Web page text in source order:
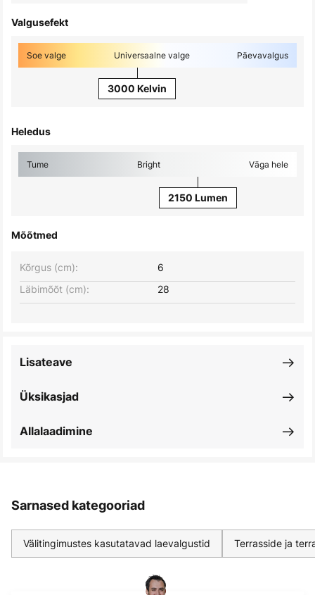
Valgusefekt
Soe valge Universaalne valge Päevavalgus
3000 Kelvin
Heledus
Tume Bright Väga hele
2150 Lumen
Mõõtmed
Kõrgus (cm):
6
Läbimõõt (cm):
28
Üksikasjad
Lisateave
Allalaadimine
Sarnased kategooriad
Välitingimustes kasutatavad laevalgustid Terrasside ja